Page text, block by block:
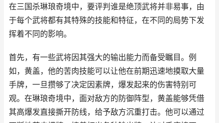
在三国杀琳琅奇境中，要评判谁是绝顶武将并非易事，由
于每个武将都有其特殊的技能和特征，在不同的局势下发
挥着不同的影响。
首先，有一些武将因其强大的输出能力而备受瞩目。例
如，黄盖，他的苦肉技能可以让他在前期迅速地摸取大量
手牌，一旦攒够了决定因素牌，爆发起来的伤害特别可
观。在琳琅奇境中，面对敌方的防御阵型，黄盖能够凭借
其高爆发直接撕开防线，给予敌方沉重打击。他可以通过